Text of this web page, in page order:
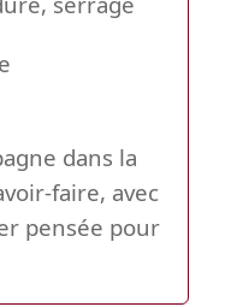
dans la
faire, avec
pensée pour